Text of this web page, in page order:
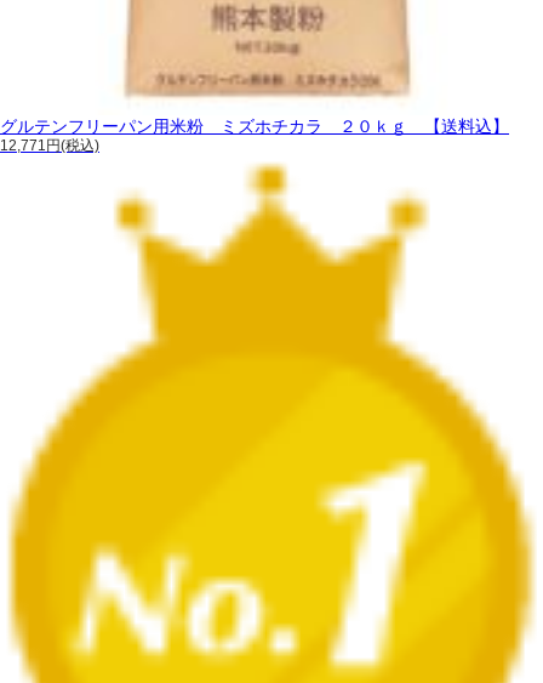
グルテンフリーパン用米粉 ミズホチカラ ２０ｋｇ 【送料込】
12,771円(税込)